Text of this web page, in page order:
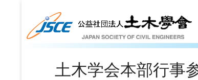
土木学会本部行事